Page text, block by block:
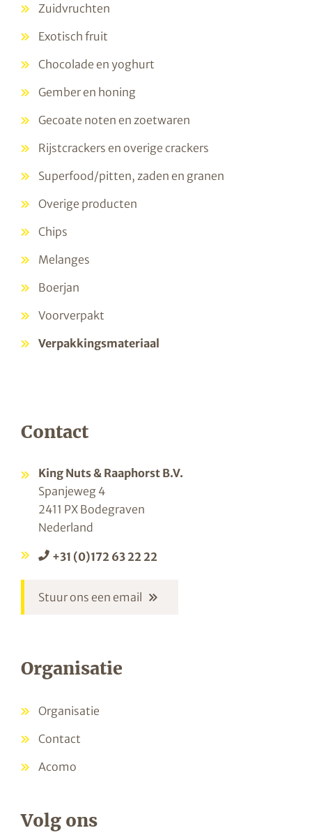
Zuidvruchten
Exotisch fruit
Chocolade en yoghurt
Gember en honing
Gecoate noten en zoetwaren
Rijstcrackers en overige crackers
Superfood/pitten, zaden en granen
Overige producten
Chips
Melanges
Boerjan
Voorverpakt
Verpakkingsmateriaal
Contact
King Nuts & Raaphorst B.V.
Spanjeweg 4
2411 PX Bodegraven
Nederland
+31 (0)172 63 22 22
Stuur ons een email
Organisatie
Organisatie
Contact
Acomo
Volg ons